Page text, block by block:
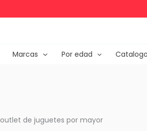
Marcas Por edad Catalogo
outlet de juguetes por mayor